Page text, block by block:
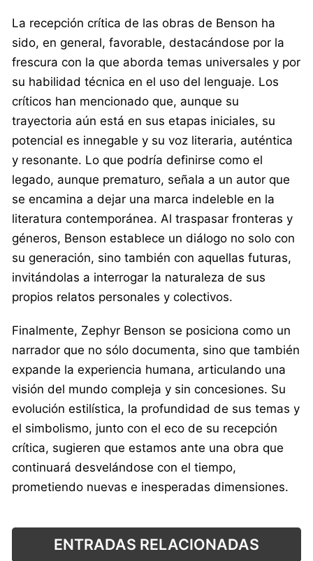
La recepción crítica de las obras de Benson ha
sido, en general, favorable, destacándose por la
frescura con la que aborda temas universales y por
su habilidad técnica en el uso del lenguaje. Los
críticos han mencionado que, aunque su
trayectoria aún está en sus etapas iniciales, su
potencial es innegable y su voz literaria, auténtica
y resonante. Lo que podría definirse como el
legado, aunque prematuro, señala a un autor que
se encamina a dejar una marca indeleble en la
literatura contemporánea. Al traspasar fronteras y
géneros, Benson establece un diálogo no solo con
su generación, sino también con aquellas futuras,
invitándolas a interrogar la naturaleza de sus
propios relatos personales y colectivos.
Finalmente, Zephyr Benson se posiciona como un
narrador que no sólo documenta, sino que también
expande la experiencia humana, articulando una
visión del mundo compleja y sin concesiones. Su
evolución estilística, la profundidad de sus temas y
el simbolismo, junto con el eco de su recepción
crítica, sugieren que estamos ante una obra que
continuará desvelándose con el tiempo,
prometiendo nuevas e inesperadas dimensiones.
ENTRADAS RELACIONADAS